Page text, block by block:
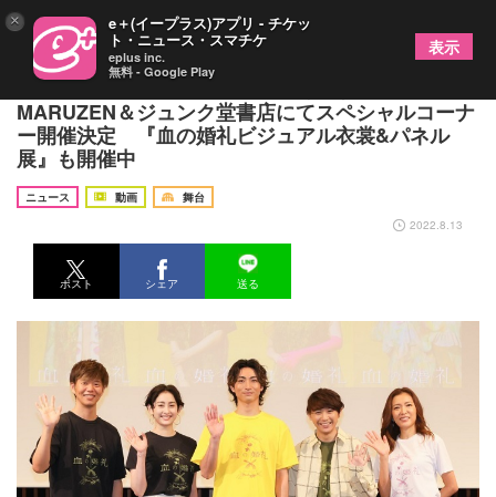
舞台『血の婚礼』取材会動画＆あらすじ漫画公開
MARUZEN＆ジュンク堂書店にてスペシャルコーナ
ー開催決定 『血の婚礼ビジュアル衣裳&パネル
展』も開催中
ニュース 動画
舞台
2022.8.13
ポスト シェア 送る
× e＋(イープラス)アプリ - チケッ
ト・ニュース・スマチケ
eplus inc.
無料 - Google Play
表示